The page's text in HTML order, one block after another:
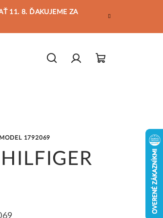
11. 8. ĎAKUJEME ZA
1792069